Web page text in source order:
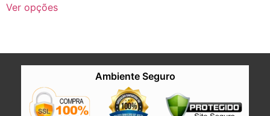
Ver opções
Ambiente Seguro